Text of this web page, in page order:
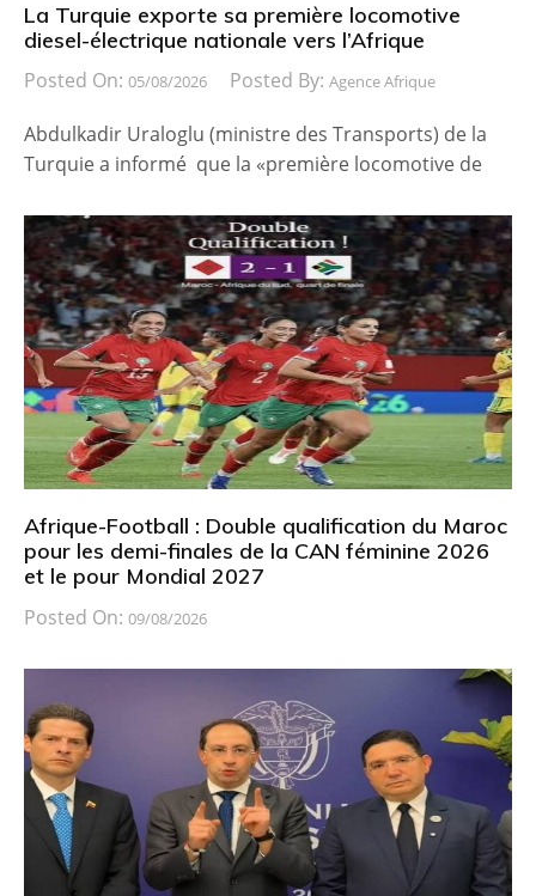
La Turquie exporte sa première locomotive
diesel-électrique nationale vers l’Afrique
Posted On: 05/08/2026 Posted By: Agence Afrique
Abdulkadir Uraloglu (ministre des Transports) de la
Turquie a informé que la «première locomotive de
Afrique-Football : Double qualification du Maroc
pour les demi-finales de la CAN féminine 2026
et le pour Mondial 2027
Posted On: 09/08/2026